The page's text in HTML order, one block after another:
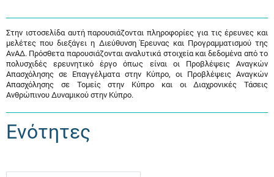
Στην ιστοσελίδα αυτή παρουσιάζονται πληροφορίες για τις έρευνες και
μελέτες που διεξάγει η Διεύθυνση Έρευνας και Προγραμματισμού της
ΑνΑΔ. Πρόσθετα παρουσιάζονται αναλυτικά στοιχεία και δεδομένα από το
πολυσχιδές ερευνητικό έργο όπως είναι οι Προβλέψεις Αναγκών
Απασχόλησης σε Επαγγέλματα στην Κύπρο, οι Προβλέψεις Αναγκών
Απασχόλησης σε Τομείς στην Κύπρο και οι Διαχρονικές Τάσεις
Ανθρώπινου Δυναμικού στην Κύπρο.
Ενότητες